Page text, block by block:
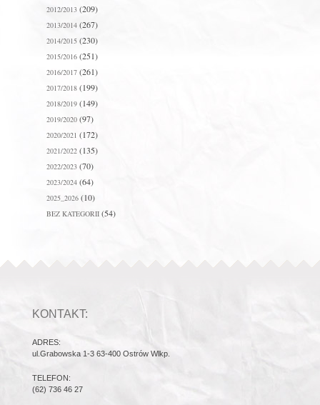
2012/2013(209)
2013/2014(267)
2014/2015(230)
2015/2016(251)
2016/2017(261)
2017/2018(199)
2018/2019(149)
2019/2020(97)
2020/2021 (172)
2021/2022(135)
2022/2023(70)
2023/2024(64)
2025_2026(10)
BEZ KATEGORII(54)
KONTAKT:
ADRES:
ul.Grabowska 1-3 63-400 Ostrów Wlkp.
TELEFON:
(62) 736 46 27